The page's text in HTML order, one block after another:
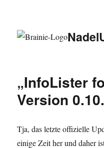
„InfoLister
Version
Tja, das letzte offizielle
einige Zeit her und daher